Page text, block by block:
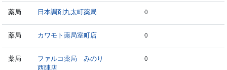
薬局 日本調剤丸太町薬局 0
薬局 カワモト薬局室町店 0
薬局
ファルコ薬局 みのり
西陣店
0